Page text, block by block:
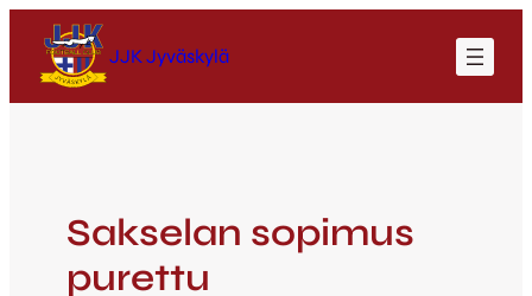
JJK Jyväskylä
Sakselan sopimus
purettu